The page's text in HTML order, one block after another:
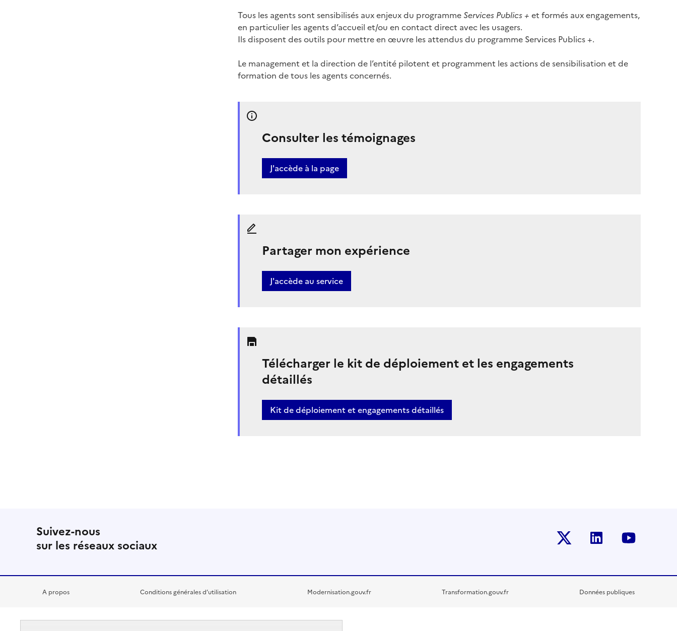
Tous les agents sont sensibilisés aux enjeux du programme Services Publics + et formés aux engagements,
en particulier les agents d’accueil et/ou en contact direct avec les usagers.
Ils disposent des outils pour mettre en œuvre les attendus du programme Services Publics +.
Le management et la direction de l’entité pilotent et programment les actions de sensibilisation et de
formation de tous les agents concernés.
Consulter les témoignages
J'accède à la page
Partager mon expérience
J'accède au service
Télécharger le kit de déploiement et les engagements
détaillés
Kit de déploiement et engagements détaillés
Suivez-nous
sur les réseaux sociaux
Twitter-x Linkedin
A propos Conditions générales d’utilisation Modernisation.gouv.fr Transformation.gouv.fr Données publiques